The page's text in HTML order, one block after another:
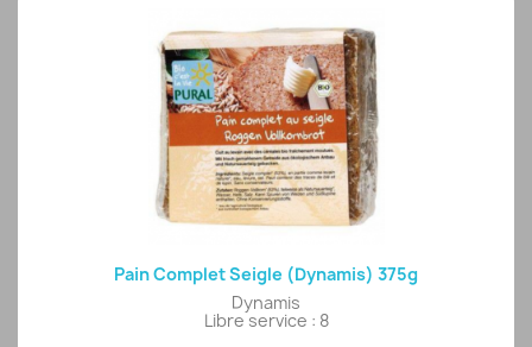
Pain Complet Seigle (Dynamis) 375g
Dynamis
Libre service : 8